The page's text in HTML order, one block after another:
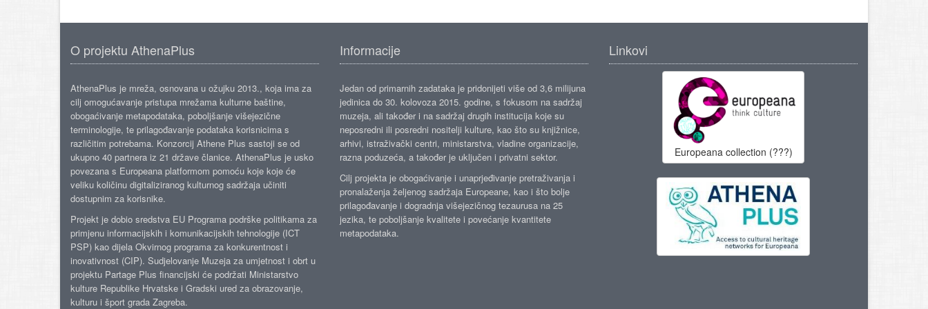
O projektu AthenaPlus
AthenaPlus je mreža, osnovana u ožujku 2013., koja ima za
cilj omogućavanje pristupa mrežama kulturne baštine,
obogaćivanje metapodataka, poboljšanje višejezične
terminologije, te prilagođavanje podataka korisnicima s
različitim potrebama. Konzorcij Athene Plus sastoji se od
ukupno 40 partnera iz 21 države članice. AthenaPlus je usko
povezana s Europeana platformom pomoću koje koje će
veliku količinu digitaliziranog kulturnog sadržaja učiniti
dostupnim za korisnike.
Projekt je dobio sredstva EU Programa podrške politikama za
primjenu informacijskih i komunikacijskih tehnologije (ICT
PSP) kao dijela Okvirnog programa za konkurentnost i
inovativnost (CIP). Sudjelovanje Muzeja za umjetnost i obrt u
projektu Partage Plus financijski će podržati Ministarstvo
kulture Republike Hrvatske i Gradski ured za obrazovanje,
kulturu i šport grada Zagreba.
Informacije
Jedan od primarnih zadataka je pridonijeti više od 3,6 milijuna
jedinica do 30. kolovoza 2015. godine, s fokusom na sadržaj
muzeja, ali također i na sadržaj drugih institucija koje su
neposredni ili posredni nositelji kulture, kao što su knjižnice,
arhivi, istraživački centri, ministarstva, vladine organizacije,
razna poduzeća, a također je uključen i privatni sektor.
Cilj projekta je obogaćivanje i unaprjeđivanje pretraživanja i
pronalaženja željenog sadržaja Europeane, kao i što bolje
prilagođavanje i dogradnja višejezičnog tezaurusa na 25
jezika, te poboljšanje kvalitete i povećanje kvantitete
metapodataka.
Linkovi
Europeana collection (???)